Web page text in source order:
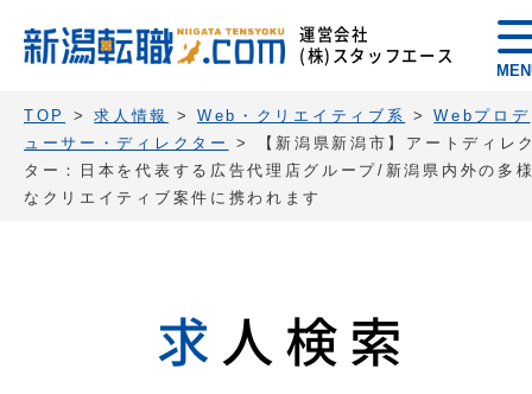
運営会社
(株)スタッフエース
TOP >求人情報 > Web・クリエイティブ系 >Webプロデ
ューサー・ディレクター
>
【新潟県新潟市】アートディレ
ター：日本を代表する広告代理店グループ/新潟県内外の多
なクリエイティブ案件に携われます
求 人検索